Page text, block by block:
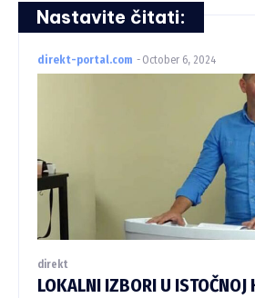
Nastavite čitati:
direkt-portal.com - October 6, 2024
direkt
LOKALNI IZBORI U ISTOČNOJ